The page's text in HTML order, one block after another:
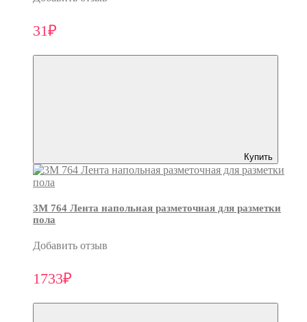
31₽
Купить
3M 764 Лента напольная разметочная для разметки
пола
Добавить отзыв
1733₽